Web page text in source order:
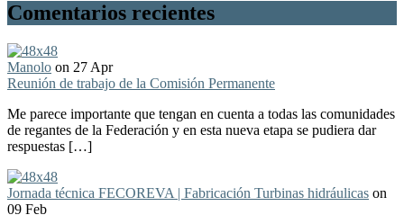
Comentarios recientes
Manolo on 27 Apr
Reunión de trabajo de la Comisión Permanente
Me parece importante que tengan en cuenta a todas las comunidades
de regantes de la Federación y en esta nueva etapa se pudiera dar
respuestas […]
Jornada técnica FECOREVA | Fabricación Turbinas hidráulicas on
09 Feb